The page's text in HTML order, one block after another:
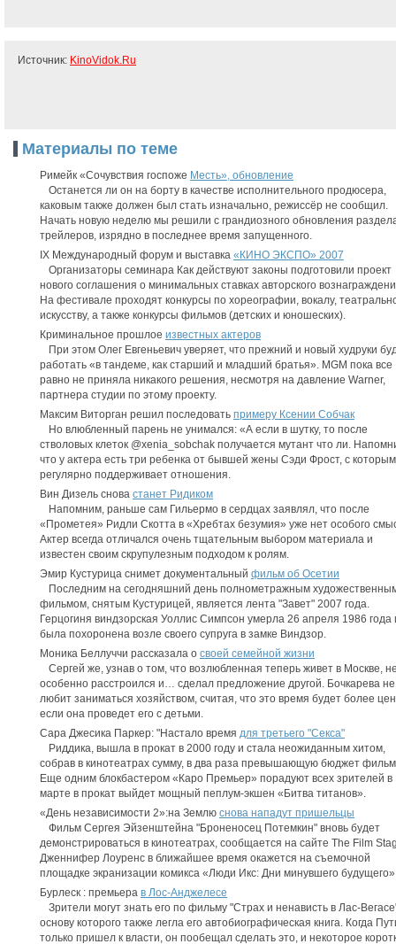
Источник: KinoVidok.Ru
Материалы по теме
Римейк «Сочувствия госпоже Месть», обновление
Останется ли он на борту в качестве исполнительного продюсера,
каковым также должен был стать изначально, режиссёр не сообщил.
Начать новую неделю мы решили с грандиозного обновления
трейлеров, изрядно в последнее время запущенного.
IX Международный форум и выставка «КИНО ЭКСПО» 2007
Организаторы семинара Как действуют законы подготовили проект
нового соглашения о минимальных ставках авторского
На фестивале проходят конкурсы по хореографии, вокалу,
искусству, а также конкурсы фильмов (детских и юношеских).
Криминальное прошлое известных актеров
При этом Олег Евгеньевич уверяет, что прежний и новый худруки
работать «в тандеме, как старший и младший братья». MGM пока все
равно не приняла никакого решения, несмотря на давление Warner,
партнера студии по этому проекту.
Максим Виторган решил последовать примеру Ксении Собчак
Но влюбленный парень не унимался: «А если в шутку, то после
стволовых клеток @xenia_sobchak получается мутант что ли.
что у актера есть три ребенка от бывшей жены Cэди Фрост, с
регулярно поддерживает отношения.
Вин Дизель снова станет Ридиком
Напомним, раньше сам Гильермо в сердцах заявлял, что после
«Прометея» Ридли Скотта в «Хребтах безумия» уже нет особого
Актер всегда отличался очень тщательным выбором материала и
известен своим скрупулезным подходом к ролям.
Эмир Кустурица снимет документальный фильм об Осетии
Последним на сегодняшний день полнометражным
фильмом, снятым Кустурицей, является лента "Завет" 2007 года.
Герцогиня виндзорская Уоллис Симпсон умерла 26 апреля 1986 года
была похоронена возле своего супруга в замке Виндзор.
Моника Беллуччи рассказала о своей семейной жизни
Сергей же, узнав о том, что возлюбленная теперь живет в Москве,
особенно расстроился и… сделал предложение другой. Бочкарева не
любит заниматься хозяйством, считая, что это время будет более
если она проведет его с детьми.
Сара Джесика Паркер: "Настало время для третьего "Секса"
Риддика, вышла в прокат в 2000 году и стала неожиданным хитом,
собрав в кинотеатрах сумму, в два раза превышающую бюджет
Еще одним блокбастером «Каро Премьер» порадуют всех зрителей в
марте в прокат выйдет мощный пеплум-экшен «Битва титанов».
«День независимости 2»:на Землю снова нападут пришельцы
Фильм Сергея Эйзенштейна "Броненосец Потемкин" вновь будет
демонстрироваться в кинотеатрах, сообщается на сайте The Film
Дженнифер Лоуренс в ближайшее время окажется на съемочной
площадке экранизации комикса «Люди Икс: Дни минувшего
Бурлеск : премьера в Лос-Анджелесе
Зрители могут знать его по фильму "Страх и ненависть в Лас-
основу которого также легла его автобиографическая книга. Когда
только пришел к власти, он пообещал сделать это, и некоторое